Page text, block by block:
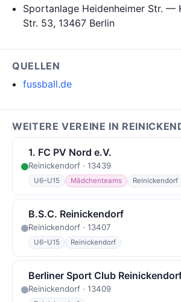
Sportanlage Heidenheimer Str. —
Str. 53, 13467 Berlin
QUELLEN
fussball.de
WEITERE VEREINE IN
1. FC PV Nord e.V.
Reinickendorf · 13439
U6–U15 Mädchenteams Reinickendorf
B.S.C. Reinickendorf
Reinickendorf · 13407
U6–U15 Reinickendorf
Berliner Sport Club
Reinickendorf · 13409